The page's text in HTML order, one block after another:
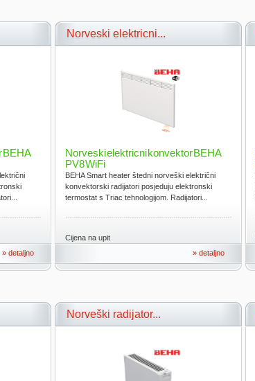
BEHA
» detaljno
Norveski elektricni...
Norveski elektricni konvektor BEHA
PV8 WiFi
BEHA Smart heater štedni norveški električni
konvektorski radijatori posjeduju elektronski
termostat s Triac tehnologijom. Radijatori...
Cijena na upit
» detaljno
Norveški radijator...